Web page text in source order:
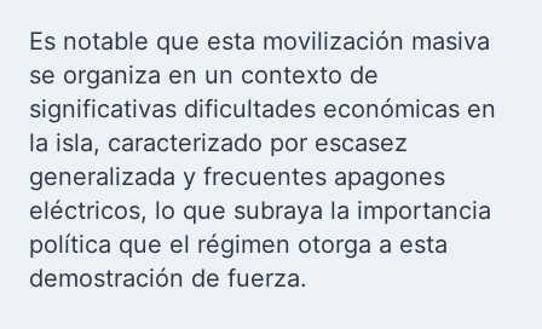
Es notable que esta movilización masiva
se organiza en un contexto de
significativas dificultades económicas en
la isla, caracterizado por escasez
generalizada y frecuentes apagones
eléctricos, lo que subraya la importancia
política que el régimen otorga a esta
demostración de fuerza.